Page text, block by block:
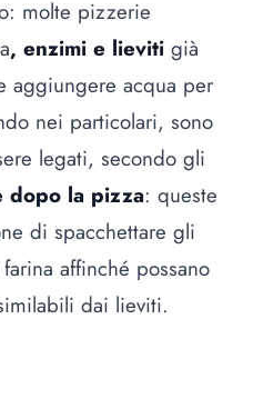
molte pizzerie
, enzimi e lieviti già
aggiungere acqua per
nei particolari, sono
legati, secondo gli
dopo la pizza: queste
di spacchettare gli
affinché possano
dai lieviti.